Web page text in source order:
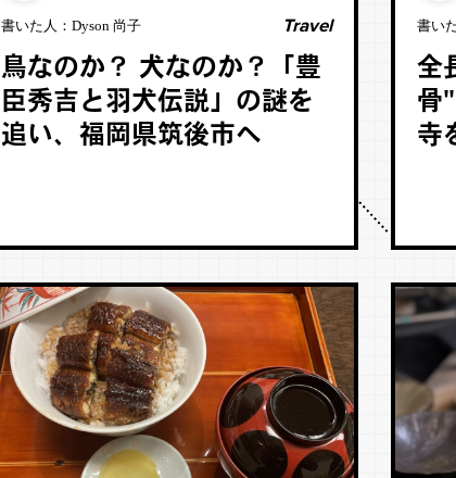
書いた人： Dyson 尚子 Travel
鳥なのか？ 犬なのか？「豊
臣秀吉と羽犬伝説」の謎を
追い、福岡県筑後市へ
書い
全
骨
寺